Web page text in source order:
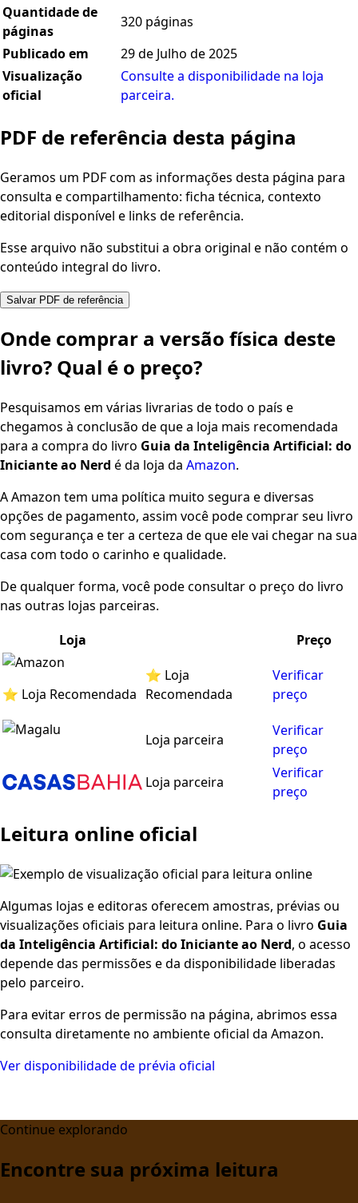
Quantidade de
páginas
320 páginas
Publicado em
29 de Julho de 2025
Visualização
oficial
Consulte a disponibilidade na loja
parceira.
PDF de referência desta página
Geramos um PDF com as informações desta página para
consulta e compartilhamento: ficha técnica, contexto
editorial disponível e links de referência.
Esse arquivo não substitui a obra original e não contém o
conteúdo integral do livro.
Salvar PDF de referência
Onde comprar a versão física deste
livro? Qual é o preço?
Pesquisamos em várias livrarias de todo o país e
chegamos à conclusão de que a loja mais recomendada
para a compra do livro Guia da Inteligência Artificial: do
Iniciante ao Nerd é da loja da Amazon.
A Amazon tem uma política muito segura e diversas
opções de pagamento, assim você pode comprar seu livro
com segurança e ter a certeza de que ele vai chegar na sua
casa com todo o carinho e qualidade.
De qualquer forma, você pode consultar o preço do livro
nas outras lojas parceiras.
Loja
Preço
⭐ Loja Recomendada
⭐ Loja
Recomendada
Verificar
preço
Loja parceira
Verificar
preço
Loja parceira
Verificar
preço
Leitura online oficial
Algumas lojas e editoras oferecem amostras, prévias ou
visualizações oficiais para leitura online. Para o livro Guia
da Inteligência Artificial: do Iniciante ao Nerd, o acesso
depende das permissões e da disponibilidade liberadas
pelo parceiro.
Para evitar erros de permissão na página, abrimos essa
consulta diretamente no ambiente oficial da Amazon.
Ver disponibilidade de prévia oficial
Continue explorando
Encontre sua próxima leitura